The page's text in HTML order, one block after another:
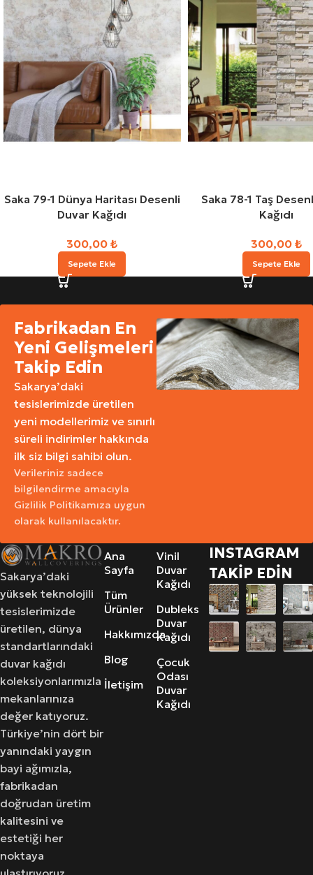
Saka 79-1 Dünya Haritası Desenli
Duvar Kağıdı
300,00₺
Sepete Ekle
Saka 78-1 Taş
Kağıdı
300,00 ₺
Sepete Ekle
Fabrikadan En
Yeni Gelişmeleri
Takip Edin
Sakarya’daki
tesislerimizde üretilen
yeni modellerimiz ve sınırlı
süreli indirimler hakkında
ilk siz bilgi sahibi olun.
Verileriniz sadece
bilgilendirme amacıyla
Gizlilik Politikamıza uygun
olarak kullanılacaktır.
Sakarya’daki
yüksek teknolojili
tesislerimizde
üretilen, dünya
standartlarındaki
duvar kağıdı
koleksiyonlarımızla
mekanlarınıza
değer katıyoruz.
Türkiye’nin dört bir
yanındaki yaygın
bayi ağımızla,
fabrikadan
doğrudan üretim
kalitesini ve
estetiği her
noktaya
Ana
Sayfa
Tüm
Ürünler
Hakkımızda
Blog
İletişim
Vinil
Duvar
Kağıdı
Dubleks
Duvar
Kağıdı
Çocuk
Odası
Duvar
Kağıdı
INSTAGRAM
TAKİP EDİN